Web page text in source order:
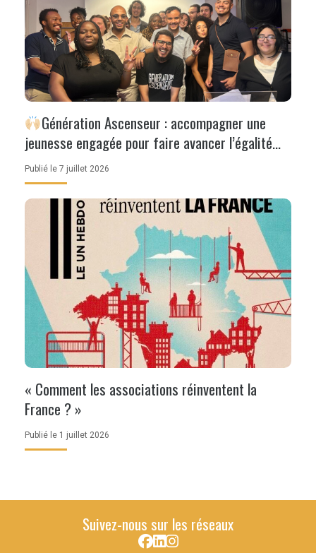
Génération Ascenseur : accompagner une
jeunesse engagée pour faire avancer l’égalité
des chances
Publié le 7 juillet 2026
« Comment les associations réinventent la
France ? »
Publié le 1 juillet 2026
Suivez-nous sur les réseaux